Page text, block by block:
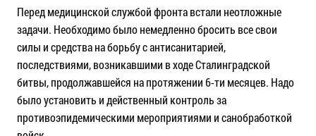
Перед медицинской службой фронта встали неотложные
задачи. Необходимо было немедленно бросить все свои
силы и средства на борьбу с антисанитарией,
последствиями, возникавшими в ходе Сталинградской
битвы, продолжавшейся на протяжении 6-ти месяцев. Надо
было установить и действенный контроль за
противоэпидемическими мероприятиями и санобработкой